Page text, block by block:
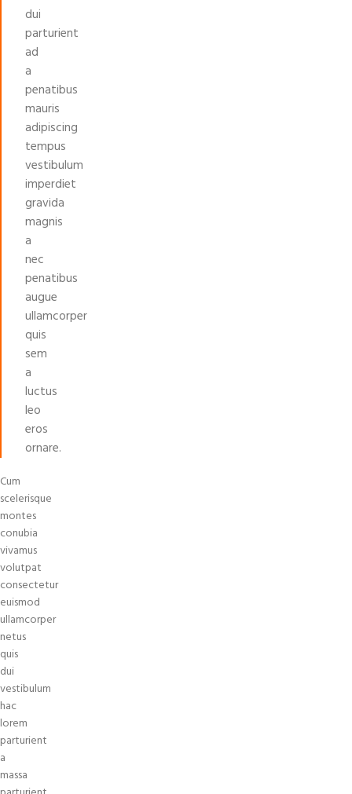
dui
parturient
ad
a
penatibus
mauris
adipiscing
tempus
vestibulum
imperdiet
gravida
magnis
a
nec
penatibus
augue
ullamcorper
quis
sem
a
luctus
leo
eros
ornare.
Cum
scelerisque
montes
conubia
vivamus
volutpat
consectetur
euismod
ullamcorper
netus
quis
dui
vestibulum
hac
lorem
parturient
a
massa